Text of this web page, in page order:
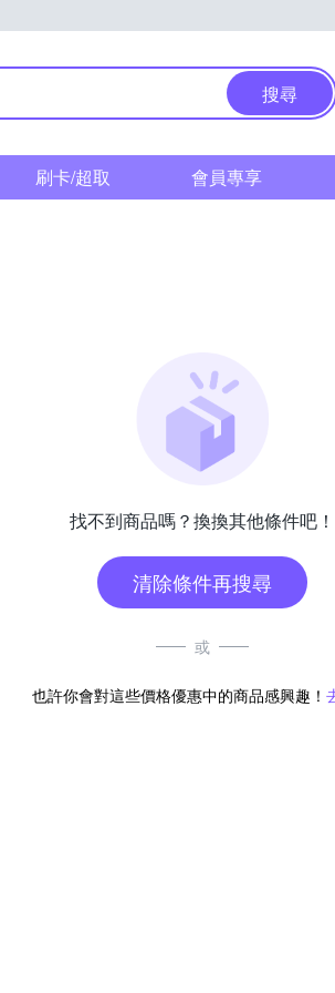
搜尋
刷卡/超取 會員專享
找不到商品嗎？換換其他條件吧！
清除條件再搜尋
或
也許你會對這些價格優惠中的商品感興趣！